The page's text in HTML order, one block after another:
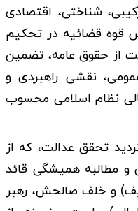
شناختی، اقتصادی
قوه قضائیه در تحکیم
از حقوق عامه، تضمین
نقشی راهبردی و
نظام اسلامی محسوب
تحقق عدالت، که از
و مطالبه همیشگی قائد
و خلف صالحش، رهبر